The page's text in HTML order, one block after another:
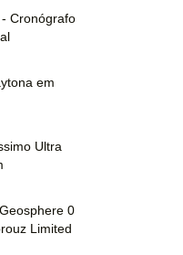
Cronógrafo
em
Ultra
0
Limited